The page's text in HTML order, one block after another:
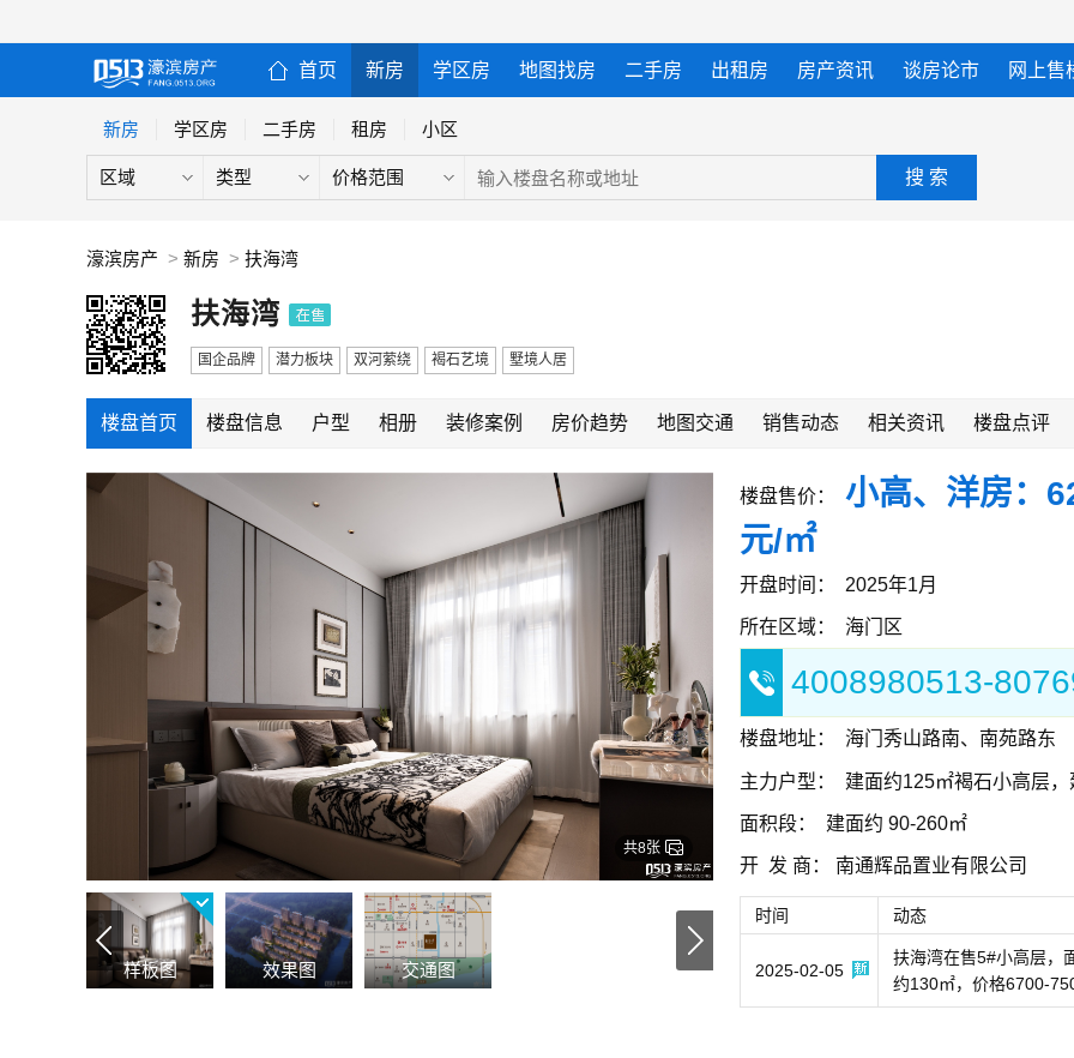
首页 新房 学区房 地图找房 二手房 出租房 房产资讯 谈房论市 网上售
新房 学区房 二手房 租房 小区
搜 索
区域 类型 价格范围
濠滨房产 > 新房 > 扶海湾
扶海湾
国企品牌 潜力板块 双河萦绕 褐石艺境 墅境人居
楼盘首页 楼盘信息 户型 相册 装修案例 房价趋势 地图交通 销售动态 相关资讯 楼盘点评
共8张
样板图 效果图 交通图
楼盘售价：
小高、洋房：
元/㎡
开盘时间： 2025年1月
所在区域： 海门区
4008980513-
楼盘地址： 海门秀山路南、南苑路东
主力户型： 建面约125㎡褐石小高层
面积段： 建面约 90-260㎡
开 发 商： 南通辉品置业有限公司
时间 动态
2025-02-05
扶海湾在售5#小高层，
约130㎡，价格6700-